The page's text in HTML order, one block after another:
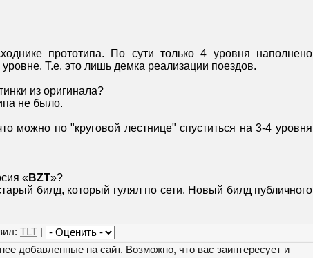
прототипа. По сути только 4 уровня наполнено
Т.е. это лишь демка реализации поездов.
из оригинала?
не было.
можно по "круговой лестнице" спуститься на 3-4 уровня
«BZT»?
билд, который гулял по сети. Новый билд публичного
TLT
добавленные на сайт. Возможно, что вас заинтересует и